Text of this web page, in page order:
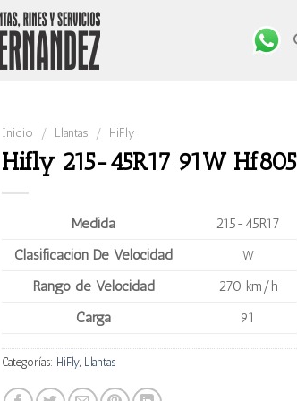
Inicio / Llantas / HiFly
Hifly 215-45R17 91W Hf805
Medida
215-45R17
Clasificación De Velocidad
W
Rango de Velocidad
270 km/h
Carga
91
Categorías: HiFly, Llantas